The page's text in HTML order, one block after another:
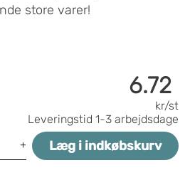
store varer!
6.72
kr/st
Leveringstid 1-3 arbejdsdage
+ Læg i indkøbskurv